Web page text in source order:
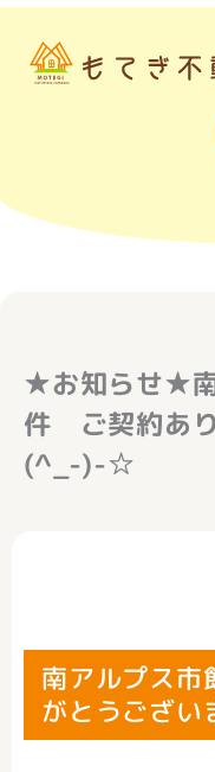
内
★お知らせ★
件 ご契約あ
(^_-)-☆
南アルプス
がとうござ